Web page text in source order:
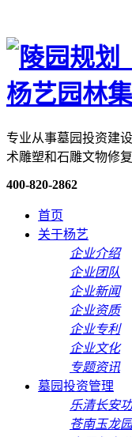
专业从事墓园投资建
术雕塑和石雕文物修
400-820-2862
首页
关于杨艺
企业介绍
企业团队
企业新闻
企业资质
企业专利
企业文化
专题资讯
墓园投资管理
乐清长安
苍南玉龙园